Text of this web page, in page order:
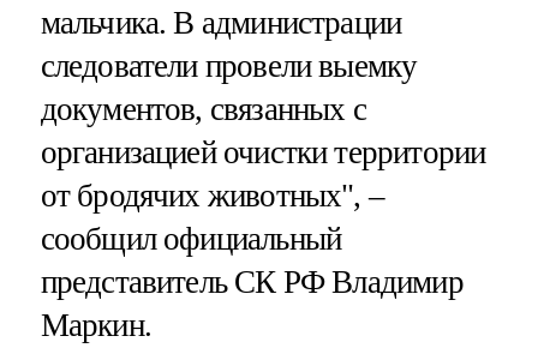
мальчика. В администрации
следователи провели выемку
документов, связанных с
организацией очистки территории
от бродячих животных", –
сообщил официальный
представитель СК РФ Владимир
Маркин.